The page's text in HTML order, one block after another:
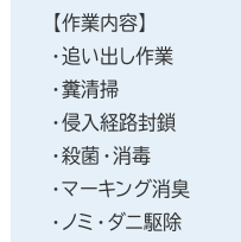
【作業内容】
・追い出し作業
・糞清掃
・侵入経路封鎖
・殺菌・消毒
・マーキング消臭
・ノミ・ダニ駆除